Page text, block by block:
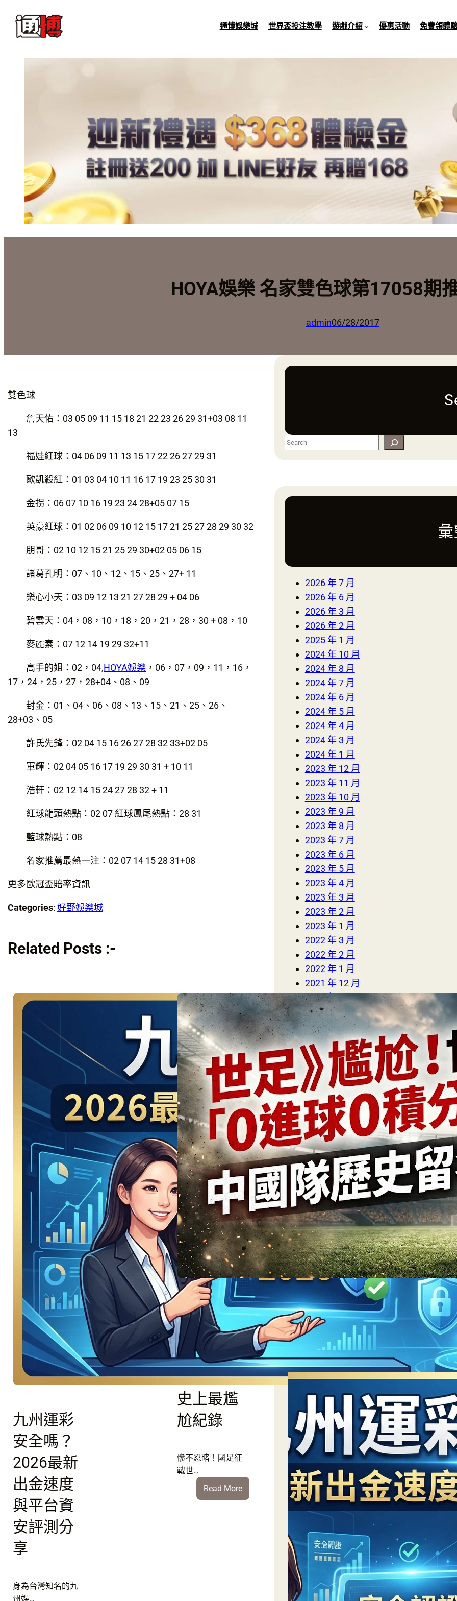
通博娛樂城 世界盃投注教學 遊戲介紹 優惠活動 免費領體
HOYA娛樂 名家雙色球第17058期
admin06/28/2017
雙色球
詹天佑：03 05 09 11 15 18 21 22 23 26 29 31+03 08 11
13
福娃紅球：04 06 09 11 13 15 17 22 26 27 29 31
歐凱殺紅：01 03 04 10 11 16 17 19 23 25 30 31
金拐：06 07 10 16 19 23 24 28+05 07 15
英豪紅球：01 02 06 09 10 12 15 17 21 25 27 28 29 30 32
朋哥：02 10 12 15 21 25 29 30+02 05 06 15
諸葛孔明：07、10、12、15、25、27+ 11
樂心小天：03 09 12 13 21 27 28 29 + 04 06
碧雲天：04，08，10，18，20，21，28，30 + 08，10
麥麗素：07 12 14 19 29 32+11
高手的姐：02，04,HOYA娛樂 ，06，07，09，11，16，
17，24，25，27，28+04、08、09
封金：01、04、06、08、13、15、21、25、26、
28+03、05
許氏先鋒：02 04 15 16 26 27 28 32 33+02 05
軍輝：02 04 05 16 17 19 29 30 31 + 10 11
浩軒：02 12 14 15 24 27 28 32 + 11
紅球龍頭熱點：02 07 紅球鳳尾熱點：28 31
藍球熱點：08
名家推薦最熱一注：02 07 14 15 28 31+08
更多歐冠盃賠率資訊
Categories:好野娛樂城
Related Posts :-
九州運彩
安全嗎？
2026最新
出金速度
與平台資
安評測分
享
身為台灣知名的九
州娛…
美洲地主
強碰星月
軍團！
06/26 引
爆 D組 美
國 vs 土耳
其強強對
決
美洲地主強碰星月
軍團…
Read More:
美
洲
地
主
強
碰
星
月
軍
團！
06/26
引
慘不忍
睹！國足
征戰世界
盃：寫下
史上最尷
尬紀錄
慘不忍睹！國足征
戰世…
Read More:
慘
S
r
c
2026 年 7 月
2026 年 6 月
2026 年 3 月
2026 年 2 月
2025 年 1 月
2024 年 10 月
2024 年 8 月
2024 年 7 月
2024 年 6 月
2024 年 5 月
2024 年 4 月
2024 年 3 月
2024 年 1 月
2023 年 12 月
2023 年 11 月
2023 年 10 月
2023 年 9 月
2023 年 8 月
2023 年 7 月
2023 年 6 月
2023 年 5 月
2023 年 4 月
2023 年 3 月
2023 年 2 月
2023 年 1 月
2022 年 3 月
2022 年 2 月
2022 年 1 月
2021 年 12 月
2021 年 11 月
2021 年 10 月
2020 年 9 月
2020 年 8 月
2020 年 7 月
2020 年 6 月
2020 年 5 月
2020 年 4 月
2020 年 3 月
2020 年 2 月
2020 年 1 月
2019 年 12 月
2019 年 11 月
2019 年 8 月
2019 年 7 月
2019 年 5 月
2017 年 6 月